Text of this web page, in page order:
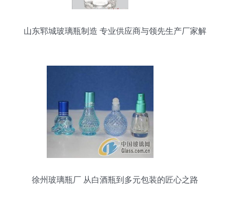
山东郓城玻璃瓶制造 专业供应商与领先生产厂家解
徐州玻璃瓶厂 从白酒瓶到多元包装的匠心之路